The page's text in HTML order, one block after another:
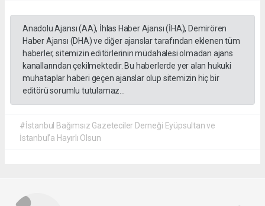
Anadolu Ajansı (AA), İhlas Haber Ajansı (İHA), Demirören
Haber Ajansı (DHA) ve diğer ajanslar tarafından eklenen tüm
haberler, sitemizin editörlerinin müdahalesi olmadan ajans
kanallarından çekilmektedir. Bu haberlerde yer alan hukuki
muhataplar haberi geçen ajanslar olup sitemizin hiç bir
editörü sorumlu tutulamaz...
#İstanbul Bağımsız Gazeteciler Derneği Eyüpsultan ve
İstanbul’a Hayırlı Olsun